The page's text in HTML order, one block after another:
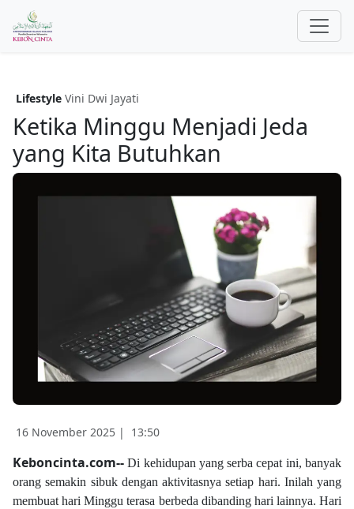
Lifestyle Vini Dwi Jayati
Ketika Minggu Menjadi Jeda
yang Kita Butuhkan
16 November 2025 | 13:50
Keboncinta.com--Di kehidupan yang serba cepat ini, banyak
orang semakin sibuk dengan aktivitasnya setiap hari. Inilah yang
membuat hari Minggu terasa berbeda dibanding hari lainnya. Hari